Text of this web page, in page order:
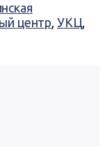
центр, УКЦ,